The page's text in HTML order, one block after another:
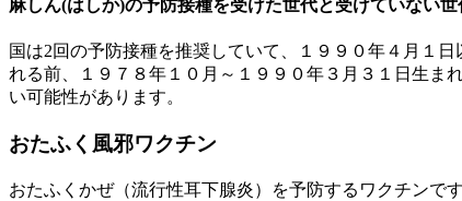
麻しん(はしか)の予防接種を受けた世代と受けていない世
国は2回の予防接種を推奨していて、１９９０年４月１
れる前、１９７８年１０月～１９９０年３月３１日生ま
い可能性があります。
おたふく風邪ワクチン
おたふくかぜ（流行性耳下腺炎）を予防するワクチンです